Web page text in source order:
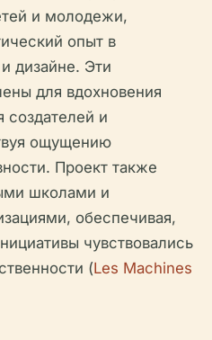
и молодежи,
опыт в
дизайне. Эти
для вдохновения
и
ощущению
Проект также
школами и
обеспечивая,
чувствовались
(Les Machines